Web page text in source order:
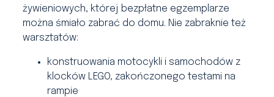
żywieniowych, której bezpłatne egzemplarze
można śmiało zabrać do domu. Nie zabraknie też
warsztatów:
konstruowania motocykli i samochodów z
klocków LEGO, zakończonego testami na
rampie